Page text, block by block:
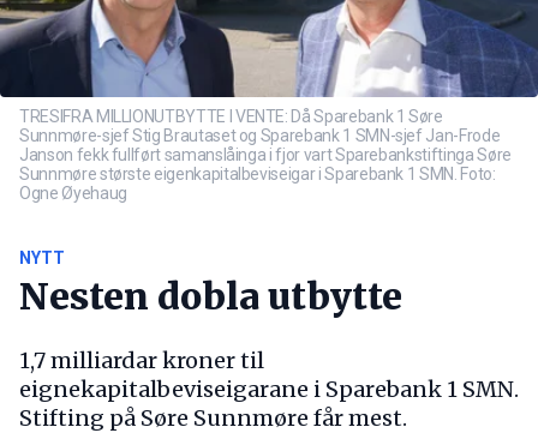
TRESIFRA MILLIONUTBYTTE I VENTE: Då Sparebank 1 Søre
Sunnmøre-sjef Stig Brautaset og Sparebank 1 SMN-sjef Jan-Frode
Janson fekk fullført samanslåinga i fjor vart Sparebankstiftinga Søre
Sunnmøre største eigenkapitalbeviseigar i Sparebank 1 SMN. Foto:
Ogne Øyehaug
NYTT
Nesten dobla utbytte
1,7 milliardar kroner til
eignekapitalbeviseigarane i Sparebank 1 SMN.
Stifting på Søre Sunnmøre får mest.